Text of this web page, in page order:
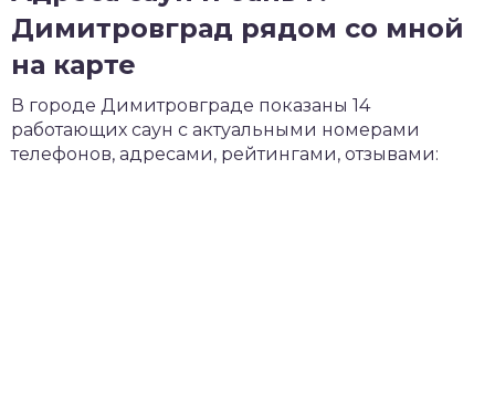
Димитровград рядом со мной
на карте
В городе Димитровграде показаны 14
работающих саун с актуальными номерами
телефонов, адресами, рейтингами, отзывами: